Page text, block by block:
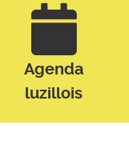
Agenda
luzillois